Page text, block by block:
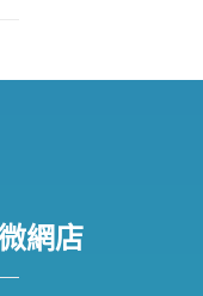
網店